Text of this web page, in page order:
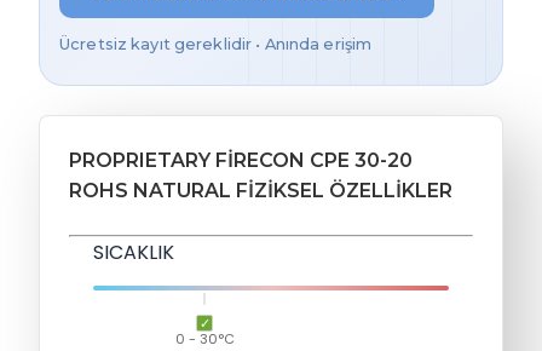
Ücretsiz kayıt gereklidir • Anında erişim
PROPRIETARY FIRECON CPE 30-20
ROHS NATURAL FIZIKSEL ÖZELLIKLER
SICAKLIK
0 - 30°C